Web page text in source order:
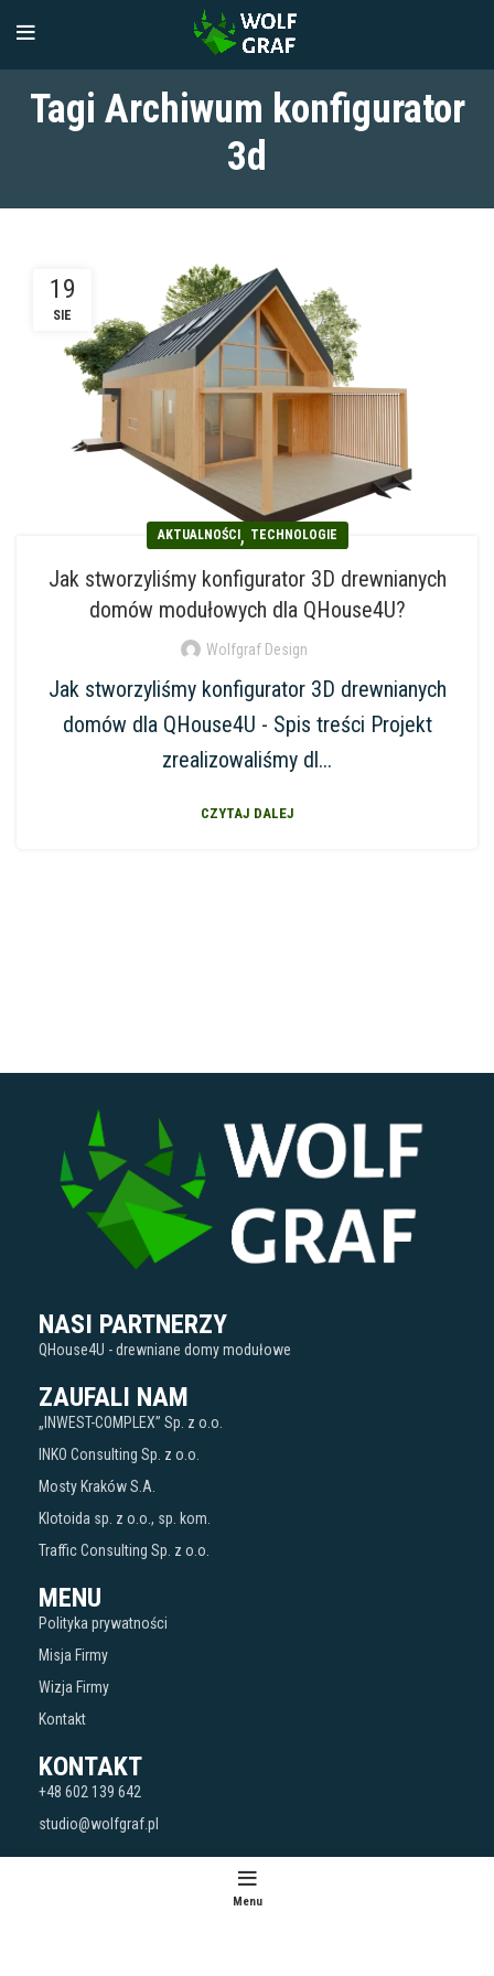
Tagi Archiwum konfigurator
3d
19
SIE
AKTUALNOŚCI , TECHNOLOGIE
Jak stworzyliśmy konfigurator 3D drewnianych
domów modułowych dla QHouse4U?
Wolfgraf Design
Jak stworzyliśmy konfigurator 3D drewnianych
domów dla QHouse4U - Spis treści Projekt
zrealizowaliśmy dl...
CZYTAJ DALEJ
NASI PARTNERZY
QHouse4U - drewniane domy modułowe
ZAUFALI NAM
„INWEST-COMPLEX” Sp. z o.o.
INKO Consulting Sp. z o.o.
Mosty Kraków S.A.
Klotoida sp. z o.o., sp. kom.
Traffic Consulting Sp. z o.o.
MENU
Polityka prywatności
Misja Firmy
Wizja Firmy
Kontakt
KONTAKT
+48 602 139 642
studio@wolfgraf.pl
CREATED BY
Menu